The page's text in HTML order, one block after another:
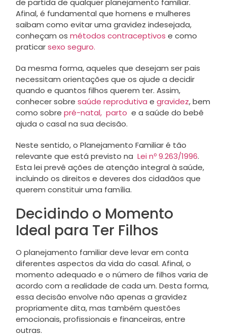
de partida de qualquer planejamento familiar.
Afinal, é fundamental que homens e mulheres
saibam como evitar uma gravidez indesejada,
conheçam os métodos contraceptivos e como
praticarsexo seguro.
Da mesma forma, aqueles que desejam ser pais
necessitam orientações que os ajude a decidir
quando e quantos filhos querem ter. Assim,
conhecer sobre saúde reprodutiva e gravidez, bem
como sobre pré-natal, parto e a saúde do bebê
ajuda o casal na sua decisão.
Neste sentido, o Planejamento Familiar é tão
relevante que está previsto na Lei nº 9.263/1996.
Esta lei prevê ações de atenção integral à saúde,
incluindo os direitos e deveres dos cidadãos que
querem constituir uma família.
Decidindo o Momento
Ideal para Ter Filhos
O planejamento familiar deve levar em conta
diferentes aspectos da vida do casal. Afinal, o
momento adequado e o número de filhos varia de
acordo com a realidade de cada um. Desta forma,
essa decisão envolve não apenas a gravidez
propriamente dita, mas também questões
emocionais, profissionais e financeiras, entre
outras.